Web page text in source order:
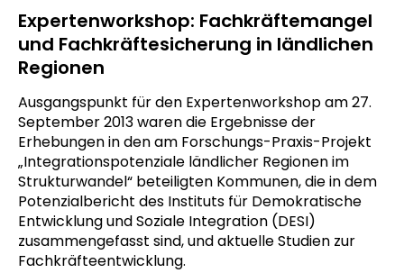
Expertenworkshop: Fachkräftemangel
und Fachkräftesicherung in ländlichen
Regionen
Ausgangspunkt für den Expertenworkshop am 27.
September 2013 waren die Ergebnisse der
Erhebungen in den am Forschungs-Praxis-Projekt
„Integrationspotenziale ländlicher Regionen im
Strukturwandel“ beteiligten Kommunen, die in dem
Potenzialbericht des Instituts für Demokratische
Entwicklung und Soziale Integration (DESI)
zusammengefasst sind, und aktuelle Studien zur
Fachkräfteentwicklung.